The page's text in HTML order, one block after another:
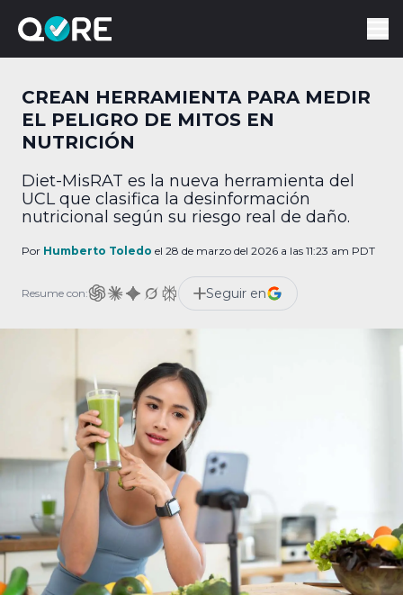
CREAN HERRAMIENTA PARA MEDIR
EL PELIGRO DE MITOS EN
NUTRICIÓN
Diet-MisRAT es la nueva herramienta del
UCL que clasifica la desinformación
nutricional según su riesgo real de daño.
Por Humberto Toledo el 28 de marzo del 2026 a las 11:23 am PDT
Resume con: Seguir en